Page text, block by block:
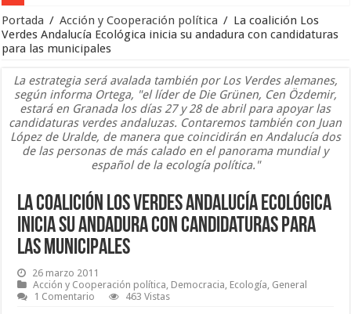
Portada / Acción y Cooperación política / La coalición Los
Verdes Andalucía Ecológica inicia su andadura con candidaturas
para las municipales
La estrategia será avalada también por Los Verdes alemanes,
según informa Ortega, "el líder de Die Grünen, Cen Özdemir,
estará en Granada los días 27 y 28 de abril para apoyar las
candidaturas verdes andaluzas. Contaremos también con Juan
López de Uralde, de manera que coincidirán en Andalucía dos
de las personas de más calado en el panorama mundial y
español de la ecología política."
La coalición Los Verdes Andalucía Ecológica
inicia su andadura con candidaturas para
las municipales
26 marzo 2011
Acción y Cooperación política, Democracia, Ecología, General
1 Comentario
463 Vistas